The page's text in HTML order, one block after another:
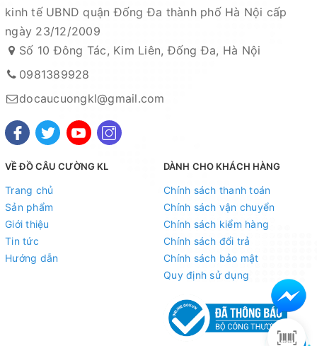
kinh tế UBND quận Đống Đa thành phố Hà Nội cấp
ngày 23/12/2009
Số 10 Đông Tác, Kim Liên, Đống Đa, Hà Nội
0981389928
docaucuongkl@gmail.com
VỀ ĐỒ CÂU CƯỜNG KL
Trang chủ
Sản phẩm
Giới thiệu
Tin tức
Hướng dẫn
DÀNH CHO KHÁCH HÀNG
Chính sách thanh toán
Chính sách vận chuyển
Chính sách kiểm hàng
Chính sách đổi trả
Chính sách bảo mật
Quy định sử dụng